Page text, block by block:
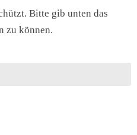
Bitte gib unten das
zu können.